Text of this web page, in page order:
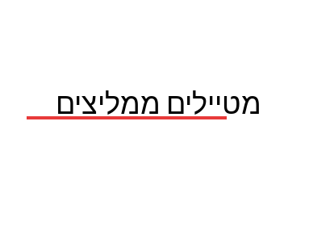
מטיילים ממליצים